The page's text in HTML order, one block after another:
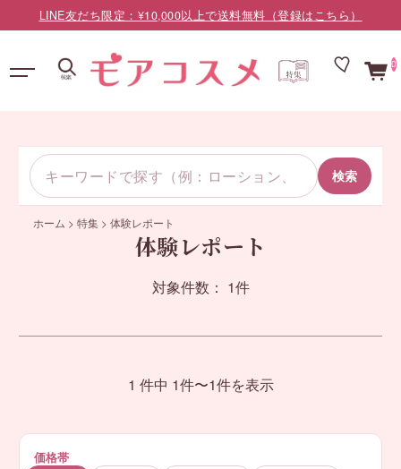
0
検索
ホーム > 特集 > 体験レポート
体験レポート
対象件数： 1件
1 件中 1件〜1件を表示
価格帯
LINE友だち限定：¥10,000以上で送料無料（登録はこちら）